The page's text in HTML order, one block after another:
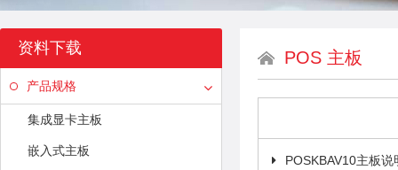
资料下载
产品规格
集成显卡主板
嵌入式主板
POS 主板
POSKBAV10主板说